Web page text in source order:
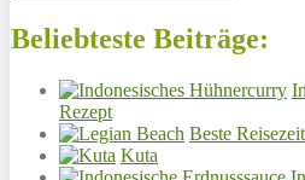
Beliebteste Beiträge:
Rezept
Beste
Kuta